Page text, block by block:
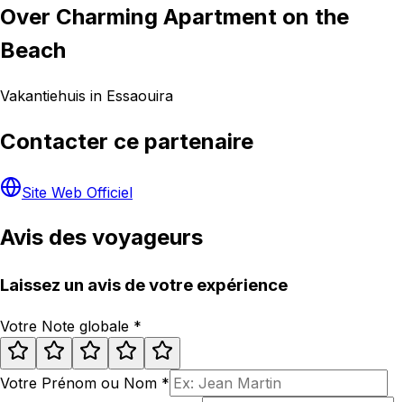
Over Charming Apartment on the
Beach
Vakantiehuis in Essaouira
Contacter ce partenaire
Site Web Officiel
Avis des voyageurs
Laissez un avis de votre expérience
Votre Note globale *
Votre Prénom ou Nom *